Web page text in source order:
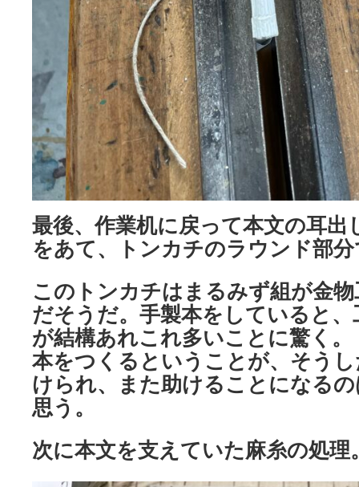
最後、作業机に戻って本文の耳
をあて、トンカチのラウンド部
このトンカチはまるみず組が金
だそうだ。手製本をしていると
が結構あれこれ多いことに驚く。
本をつくるということが、そう
けられ、また助けることになる
思う。
次に本文を支えていた麻糸の処理